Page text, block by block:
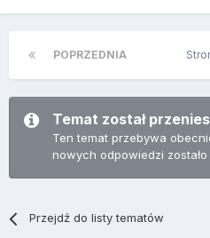
POPRZEDNIA
Temat został
Ten temat przebywa
nowych odpowiedzi
Przejdź do listy tematów